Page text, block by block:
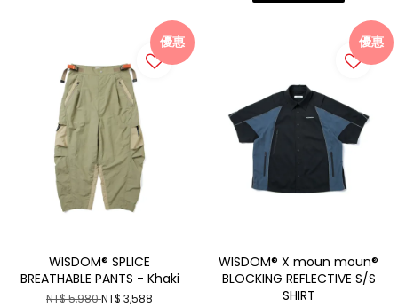
優惠
WISDOM® SPLICE
BREATHABLE PANTS - Khaki
NT$ 5,980NT$ 3,588
優惠
WISDOM® X moun moun®
BLOCKING REFLECTIVE S/S
SHIRT